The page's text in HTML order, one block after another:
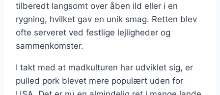
tilberedt langsomt over åben ild eller i en
rygning, hvilket gav en unik smag. Retten blev
ofte serveret ved festlige lejligheder og
sammenkomster.
I takt med at madkulturen har udviklet sig, er
pulled pork blevet mere populært uden for